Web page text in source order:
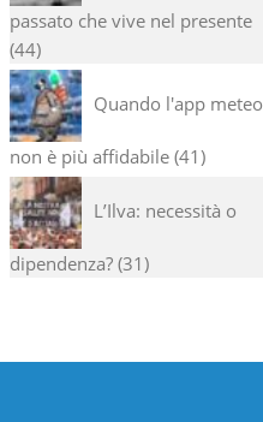
passato che vive nel presente
44
Quando l'app meteo
non è più affidabile 41
L’Ilva: necessità o
dipendenza? 31